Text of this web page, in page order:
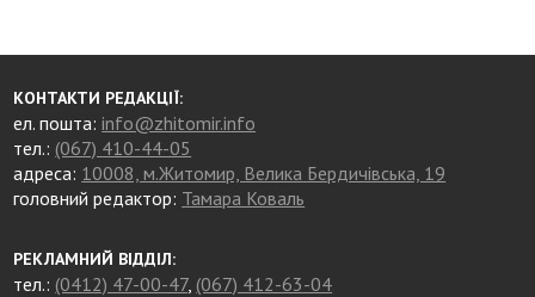
КОНТАКТИ РЕДАКЦІЇ:
ел. пошта:info@zhitomir.info
тел.: (067) 410-44-05
адреса: 10008, м.Житомир, Велика Бердичівська, 19
головний редактор: Тамара Коваль
РЕКЛАМНИЙ ВІДДІЛ:
тел.: (0412) 47-00-47, (067) 412-63-04